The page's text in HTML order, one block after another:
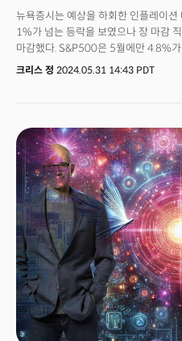
프리마켓에서 8% 이상 급락. 이는 4년
버크셔 해서웨이가 2분기에 울타뷰티
주가가 잠시 상승했으나 올해 약 25%
인텔이 파운드리 사업부를 분리하고
구조조정을 고려하고 있다는 소식. 인
소비를 하며 북미 지역에서 수요가 둔
조정했지만 예상보다 나은 실적을 보
뉴욕증시는 예상을 하회한 인플레이
1%가 넘는 등락을 보였으나 장 마감
마감했다. S&P500은 5월에만 4.8%
상승세를 기록했고 다우지수 역시
이끌었다. 국채금리는 10년 만기 수
약세로 전환, 12월 이후 처음으로 월
소비 지출이 0.1% 감소하며 수요가
금리인하를 앞당길 수 있다는 기대로
지표에도 월가는 조심스러웠다. 4월
지표였지만 경제의 너무 빠른 둔화는
때문이었다. 하지만 소비자 지출이 감
연준이 이에 대응해 금리를 9월부터
최근 일부 기술주의 강세가 광범위한
건전성 문제는 잠재적 리스크로 평가
스트레치된 것으로 보이는 반도체 업
가능성이 있다고 경고했다.
크리스 정 2024.05.31 14:43 PDT